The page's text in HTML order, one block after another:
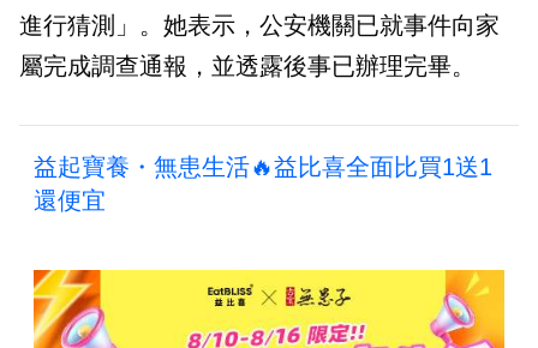
進行猜測」。她表示，公安機關已就事件向家
屬完成調查通報，並透露後事已辦理完畢。
益起寶養・無患生活🔥益比喜全面比買1送1
還便宜